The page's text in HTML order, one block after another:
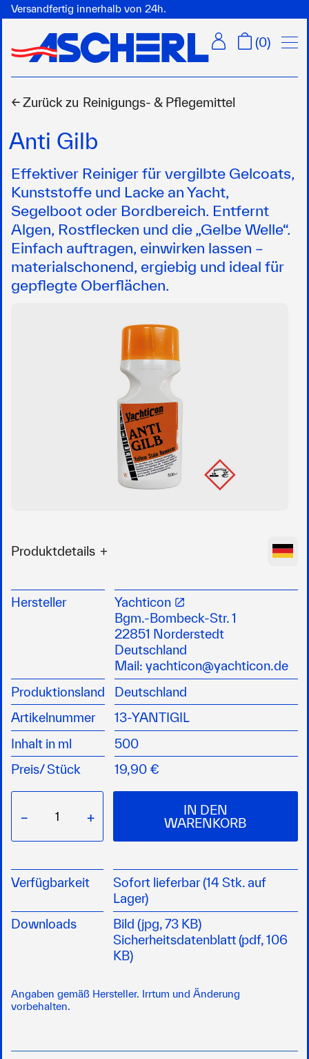
Versandfertig innerhalb von 24h.
(0)
← Zurück zu Reinigungs- & Pflegemittel
Anti Gilb
Effektiver Reiniger für vergilbte Gelcoats,
Kunststoffe und Lacke an Yacht,
Segelboot oder Bordbereich. Entfernt
Algen, Rostflecken und die „Gelbe Welle“.
Einfach auftragen, einwirken lassen –
materialschonend, ergiebig und ideal für
gepflegte Oberflächen.
Produktdetails
Microorganismen vergilbter Gelcoats,
Kunststoffe und Lacke
speziell zum Reinigen der „Gelben Welle“ im
Vorschiffsbereich, sowie des Wasserpasses
und Auspuffbereichs
entfernt Algen und Rostflecken
leichte und einfache Anwendung, dank der
gelartigen Flüssigkeit, nur auftragen und
einwirken lassen
sehr ergiebig
greift Kunststoff nicht an
GEFAHR: H318
Hersteller
Yachticon
Bgm.-Bombeck-Str. 1
22851 Norderstedt
Deutschland
Mail: yachticon@yachticon.de
Produktionsland
Deutschland
Artikelnummer
13-YANTIGIL
Inhalt in ml
500
Preis/Stück 19,90 €
− +
IN DEN
WARENKORB
Verfügbarkeit
Sofort lieferbar (14 Stk. auf
Lager)
Downloads
Bild (jpg, 73 KB)
Sicherheitsdatenblatt (pdf, 106
KB)
Angaben gemäß Hersteller. Irrtum und Änderung
vorbehalten.